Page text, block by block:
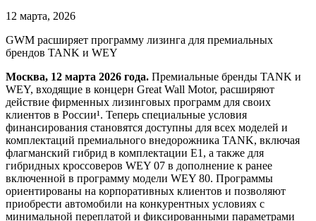
12 марта, 2026
GWM расширяет программу лизинга для премиальных
брендов TANK и WEY
Москва, 12 марта 2026 года. Премиальные бренды TANK и
WEY, входящие в концерн Great Wall Motor, расширяют
действие фирменных лизинговых программ для своих
клиентов в России¹. Теперь специальные условия
финансирования становятся доступны для всех моделей и
комплектаций премиального внедорожника TANK, включая
флагманский гибрид в комплектации E1, а также для
гибридных кроссоверов WEY 07 в дополнение к ранее
включенной в программу модели WEY 80. Программы
ориентированы на корпоративных клиентов и позволяют
приобрести автомобили на конкурентных условиях с
минимальной переплатой и фиксированными параметрами